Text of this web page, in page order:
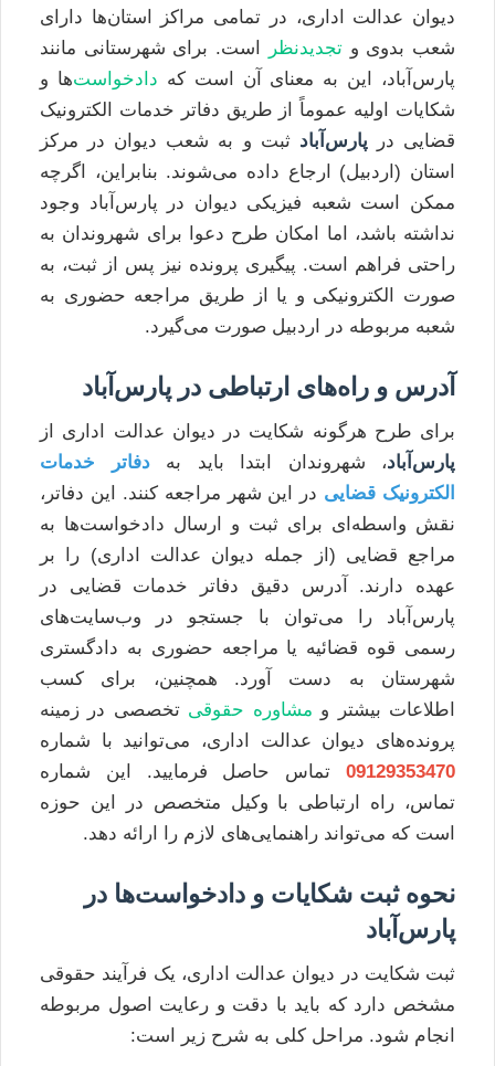
دیوان عدالت اداری، در تمامی مراکز استان‌ها دارای
شعب بدوی وتجدیدنظر
است. برای شهرستانی مانند
پارس‌آباد، این به معنای آن است که دادخواست‌ها و
شکایات اولیه عموماً از طریق دفاتر خدمات الکترونیک
قضایی در پارس‌آباد ثبت و به شعب دیوان در مرکز
استان (اردبیل) ارجاع داده می‌شوند. بنابراین، اگرچه
ممکن است شعبه فیزیکی دیوان در پارس‌آباد وجود
نداشته باشد، اما امکان طرح دعوا برای شهروندان به
راحتی فراهم است. پیگیری پرونده نیز پس از ثبت، به
صورت الکترونیکی و یا از طریق مراجعه حضوری به
شعبه مربوطه در اردبیل صورت می‌گیرد.
آدرس و راه‌های ارتباطی در پارس‌آباد
برای طرح هرگونه شکایت در دیوان عدالت اداری از
پارس‌آباد، شهروندان ابتدا باید بهدفاتر خدمات
الکترونیک قضایی در این شهر مراجعه کنند. این دفاتر،
نقش واسطه‌ای برای ثبت و ارسال دادخواست‌ها به
مراجع قضایی (از جمله دیوان عدالت اداری) را بر
عهده دارند. آدرس دقیق دفاتر خدمات قضایی در
پارس‌آباد را می‌توان با جستجو در وب‌سایت‌های
رسمی قوه قضائیه یا مراجعه حضوری به دادگستری
شهرستان به دست آورد. همچنین، برای کسب
اطلاعات بیشتر و مشاوره حقوقی تخصصی در زمینه
پرونده‌های دیوان عدالت اداری، می‌توانید با شماره
09129353470 تماس حاصل فرمایید. این شماره
تماس، راه ارتباطی با وکیل متخصص در این حوزه
است که می‌تواند راهنمایی‌های لازم را ارائه دهد.
نحوه ثبت شکایات و دادخواست‌ها در
پارس‌آباد
ثبت شکایت در دیوان عدالت اداری، یک فرآیند حقوقی
مشخص دارد که باید با دقت و رعایت اصول مربوطه
انجام شود. مراحل کلی به شرح زیر است: